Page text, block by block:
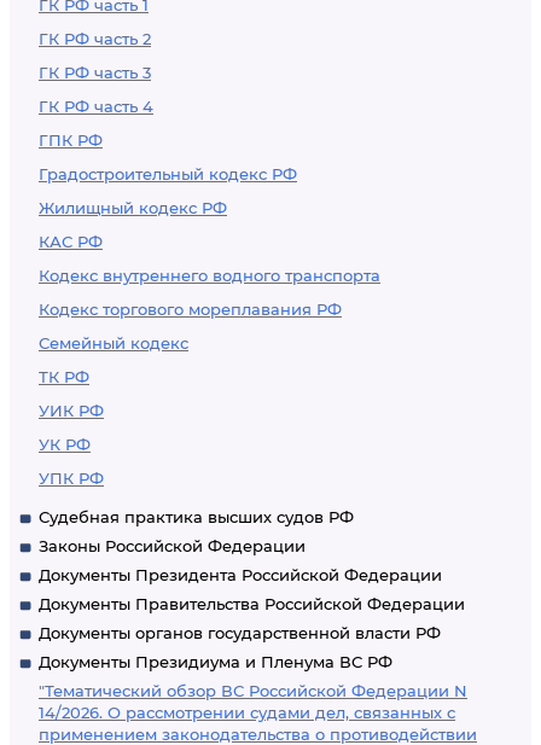
ГК РФ часть 1
ГК РФ часть 2
ГК РФ часть 3
ГК РФ часть 4
ГПК РФ
Градостроительный кодекс РФ
Жилищный кодекс РФ
КАС РФ
Кодекс внутреннего водного транспорта
Кодекс торгового мореплавания РФ
Семейный кодекс
ТК РФ
УИК РФ
УК РФ
УПК РФ
Судебная практика высших судов РФ
Законы Российской Федерации
Документы Президента Российской Федерации
Документы Правительства Российской Федерации
Документы органов государственной власти РФ
Документы Президиума и Пленума ВС РФ
"Тематический обзор ВС Российской Федерации N
14/2026. О рассмотрении судами дел, связанных с
применением законодательства о противодействии